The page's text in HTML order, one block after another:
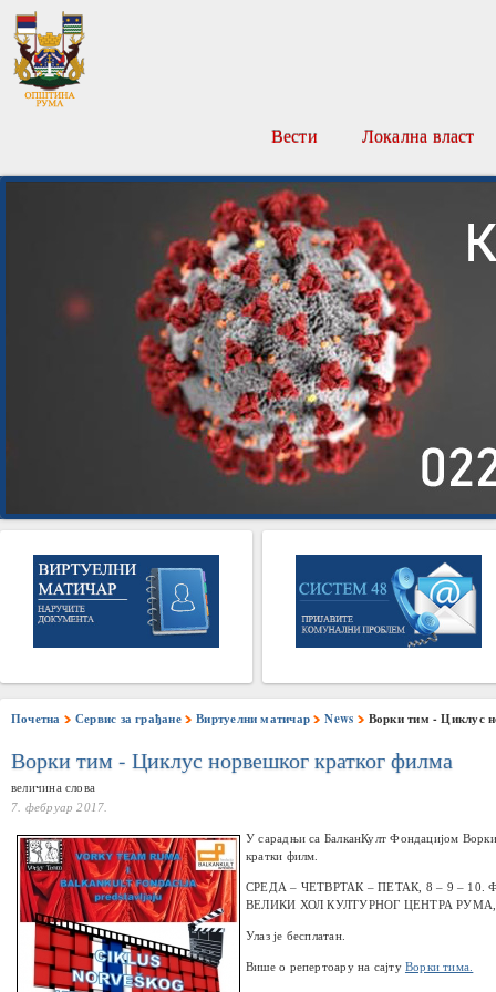
Вести Локална власт
Почетна Сервис за грађане Виртуелни матичар News Ворки тим - Циклус
Ворки тим - Циклус норвешког кратког филма
величина слова
7. фебруар 2017.
У сарадњи са БалканКулт Фондацијом
кратки филм.
СРЕДА – ЧЕТВРТАК – ПЕТАК, 8 – 9 – 10.
ВЕЛИКИ ХОЛ КУЛТУРНОГ ЦЕНТРА РУМА,
Улаз је бесплатан.
Више о репертоару на сајту Ворки тима.